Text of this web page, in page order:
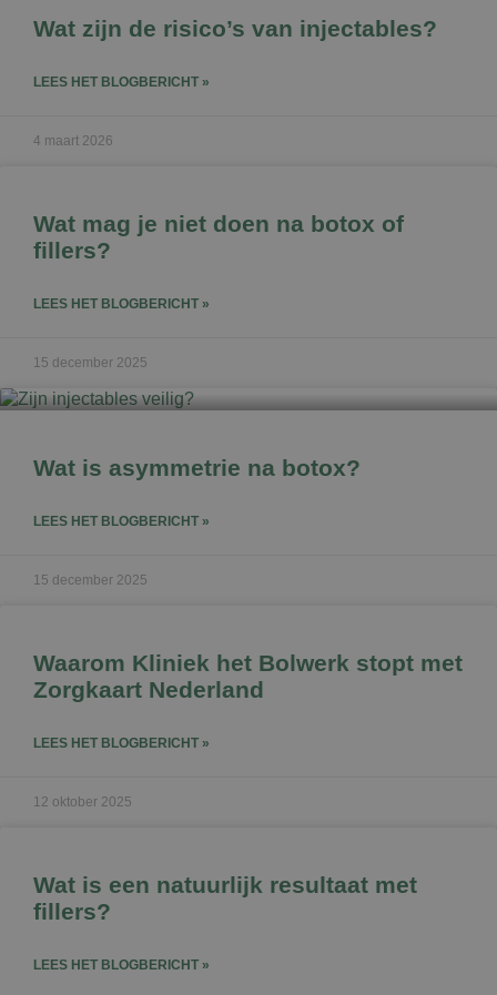
Wat zijn de risico’s van injectables?
LEES HET BLOGBERICHT »
4 maart 2026
Wat mag je niet doen na botox of
fillers?
LEES HET BLOGBERICHT »
15 december 2025
Wat is asymmetrie na botox?
LEES HET BLOGBERICHT »
15 december 2025
Waarom Kliniek het Bolwerk stopt met
Zorgkaart Nederland
LEES HET BLOGBERICHT »
12 oktober 2025
Wat is een natuurlijk resultaat met
fillers?
LEES HET BLOGBERICHT »